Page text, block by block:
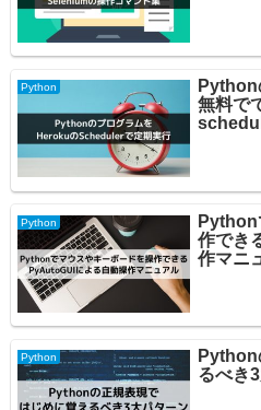
Python
Python
無料で
Python
Python
作でき
作マニ
Python
Python
るべき